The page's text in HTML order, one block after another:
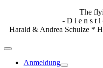
The
- D i e n s t
Harald & Andrea Schulze *
Anmeldung